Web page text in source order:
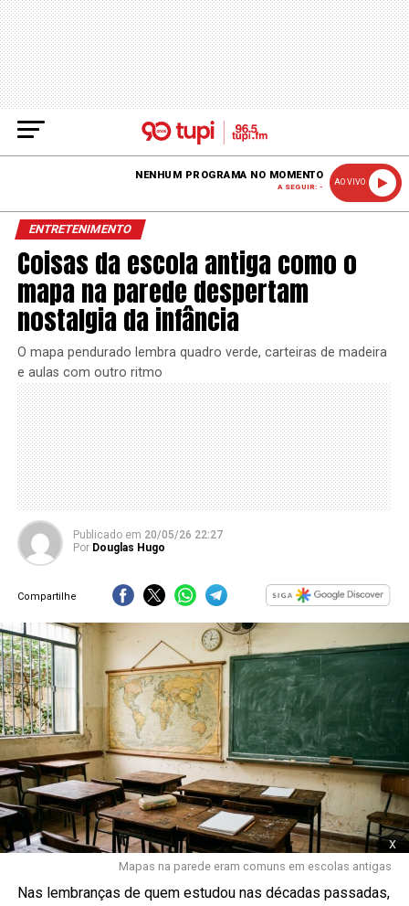
NENHUM PROGRAMA NO MOMENTO
A SEGUIR: -
AO VIVO
ENTRETENIMENTO
Coisas da escola antiga como o
mapa na parede despertam
nostalgia da infância
O mapa pendurado lembra quadro verde, carteiras de madeira
e aulas com outro ritmo
Publicado em 20/05/26 22:27
Por Douglas Hugo
Compartilhe
x
Mapas na parede eram comuns em escolas antigas
Nas lembranças de quem estudou nas décadas passadas,